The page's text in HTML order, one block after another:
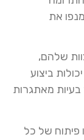
את
שלהם,
ביצוע
מאתגרות
פיתוח של כל